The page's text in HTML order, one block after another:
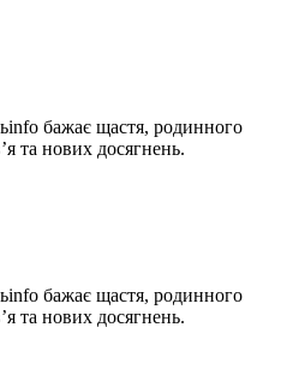
бажає щастя, родинного
та нових досягнень.
бажає щастя, родинного
та нових досягнень.